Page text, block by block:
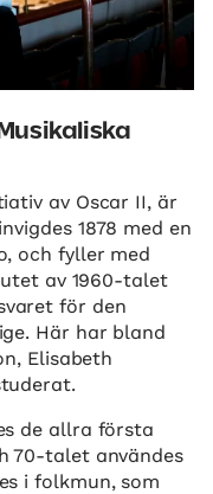
av Oscar II, är
1878 med en
och fyller med
av 1960-talet
för den
Här har bland
Elisabeth
de allra första
70-talet användes
i folkmun, som